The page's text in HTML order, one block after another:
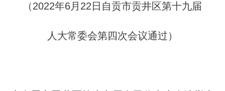
（2022年6月22日自贡市贡井区第十九届
人大常委会第四次会议通过）